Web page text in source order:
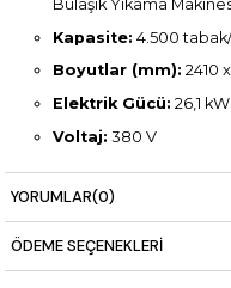
Bulaşık Yıkama
Kapasite: 4.500
Boyutlar (mm): 2410
Elektrik Gücü: 26,1 kW
Voltaj: 380 V
Ağırlık:467 kg
Kontrol Paneli:
Özellikler: Enerji
sağdan-sola / soldan-
YORUMLAR(0)
ÖDEME SEÇENEKLERI